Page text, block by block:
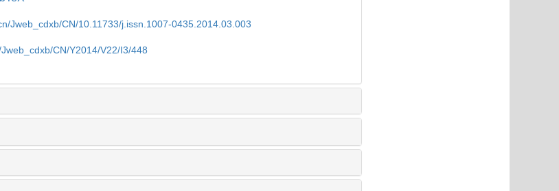
Jweb_cdxb/CN/10.11733/j.issn.1007-0435.2014.03.003
CN/Y2014/V22/I3/448